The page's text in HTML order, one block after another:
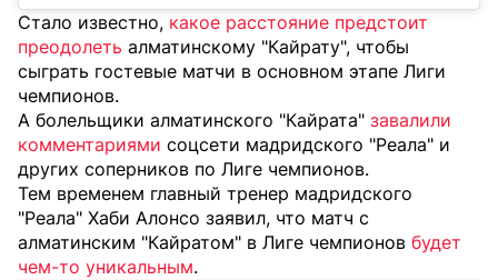
Стало известно, какое расстояние предстоит
преодолеть алматинскому "Кайрату", чтобы
сыграть гостевые матчи в основном этапе Лиги
чемпионов.
А болельщики алматинского "Кайрата" завалили
комментариями соцсети мадридского "Реала" и
других соперников по Лиге чемпионов.
Тем временем главный тренер мадридского
"Реала" Хаби Алонсо заявил, что матч с
алматинским "Кайратом" в Лиге чемпионов будет
чем-то уникальным.